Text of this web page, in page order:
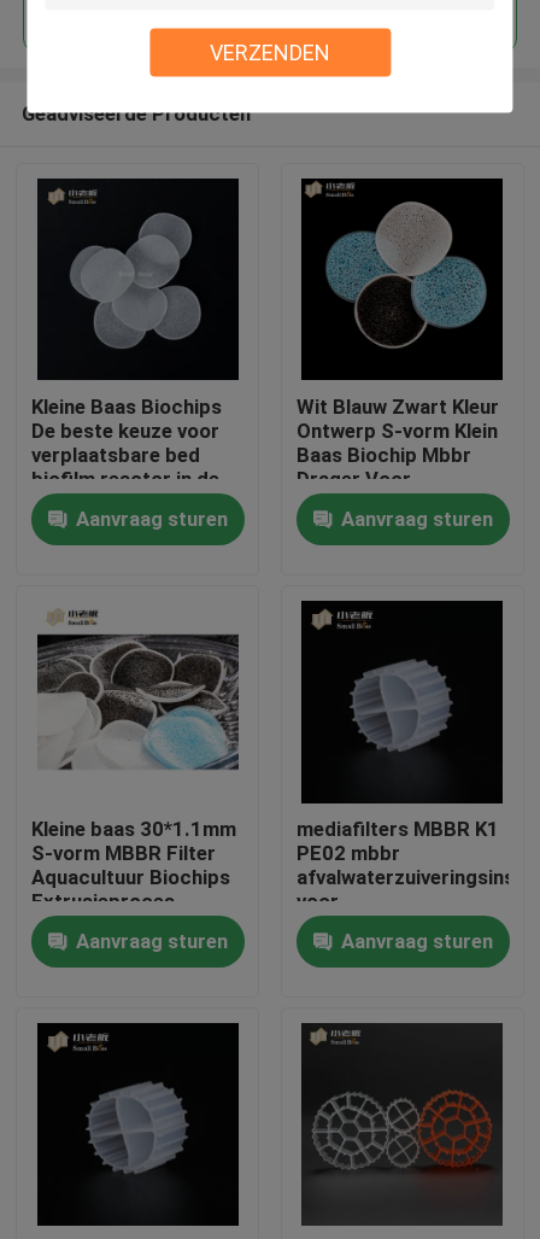
VERZENDEN
Huis
Producten
Ongeveer ons
Fabrieksreis
Kwaliteitscontrole
Contacteer ons
MBBR-filtermedia
De biomedia van MBBR
Geadviseerde Producten
Kleine Baas Biochips
De beste keuze voor
verplaatsbare bed
biofilm reactor in de
aquacultuur
Aanvraag sturen
Wit Blauw Zwart Kleur
Ontwerp S-vorm Klein
Baas Biochip Mbbr
Drager Voor
Aquacultuurproject
Aanvraag sturen
Kleine baas 30*1.1mm
S-vorm MBBR Filter
Aquacultuur Biochips
Extrusieproces
Aanvraag sturen
mediafilters MBBR K1
PE02 mbbr
voor
afvalwaterzuivering
Aanvraag sturen